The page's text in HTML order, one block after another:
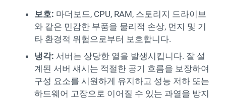
보호: 마더보드, CPU, RAM, 스토리지 드라이브
와 같은 민감한 부품을 물리적 손상, 먼지 및 기
타 환경적 위험으로부터 보호합니다.
냉각: 서버는 상당한 열을 발생시킵니다. 잘 설
계된 서버 섀시는 적절한 공기 흐름을 보장하여
구성 요소를 시원하게 유지하고 성능 저하 또는
하드웨어 고장으로 이어질 수 있는 과열을 방지